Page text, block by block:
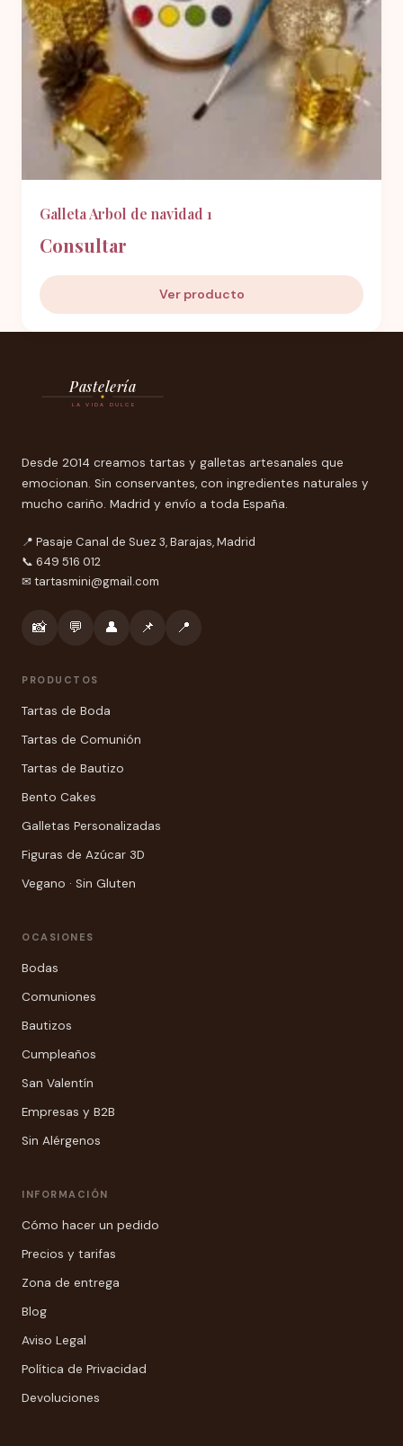
Galleta Arbol de navidad 1
Consultar
Ver producto
Pastelería
LA VIDA DULCE
Desde 2014 creamos tartas y galletas artesanales que
emocionan. Sin conservantes, con ingredientes naturales y
mucho cariño. Madrid y envío a toda España.
📍 Pasaje Canal de Suez 3, Barajas, Madrid
📞 649 516 012
✉ tartasmini@gmail.com
📸 💬 👤 📌 📍
PRODUCTOS
Tartas de Boda
Tartas de Comunión
Tartas de Bautizo
Bento Cakes
Galletas Personalizadas
Figuras de Azúcar 3D
Vegano · Sin Gluten
OCASIONES
Bodas
Comuniones
Bautizos
Cumpleaños
San Valentín
Empresas y B2B
Sin Alérgenos
INFORMACIÓN
Cómo hacer un pedido
Precios y tarifas
Zona de entrega
Blog
Aviso Legal
Política de Privacidad
Devoluciones